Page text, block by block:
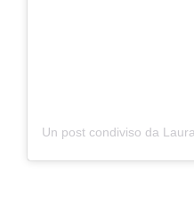
Un post condiviso da